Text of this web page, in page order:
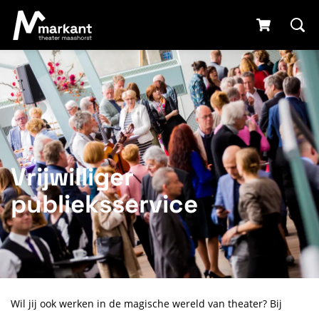
Vrijwilliger
publieksservice
Wil jij ook werken in de magische wereld van theater? Bij